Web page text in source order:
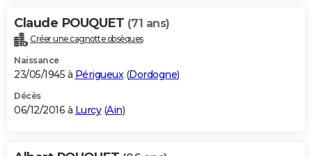
Claude POUQUET (71 ans)
Créer une cagnotte obsèques
Naissance
23/05/1945 à Périgueux(Dordogne)
Décès
06/12/2016 à Lurcy(Ain)